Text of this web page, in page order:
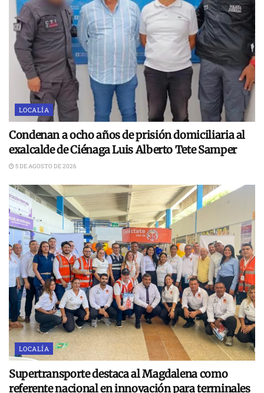
LOCALÍA
Condenan a ocho años de prisión domiciliaria al
exalcalde de Ciénaga Luis Alberto Tete Samper
5 DE AGOSTO DE 2026
LOCALÍA
Supertransporte destaca al Magdalena como
referente nacional en innovación para terminales